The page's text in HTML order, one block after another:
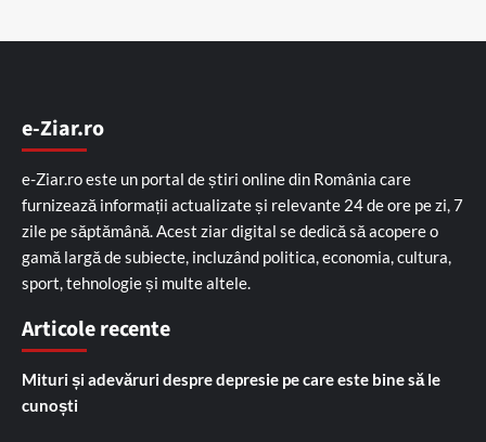
e-Ziar.ro
e-Ziar.ro este un portal de știri online din România care
furnizează informații actualizate și relevante 24 de ore pe zi, 7
zile pe săptămână. Acest ziar digital se dedică să acopere o
gamă largă de subiecte, incluzând politica, economia, cultura,
sport, tehnologie și multe altele.
Articole recente
Mituri și adevăruri despre depresie pe care este bine să le
cunoști